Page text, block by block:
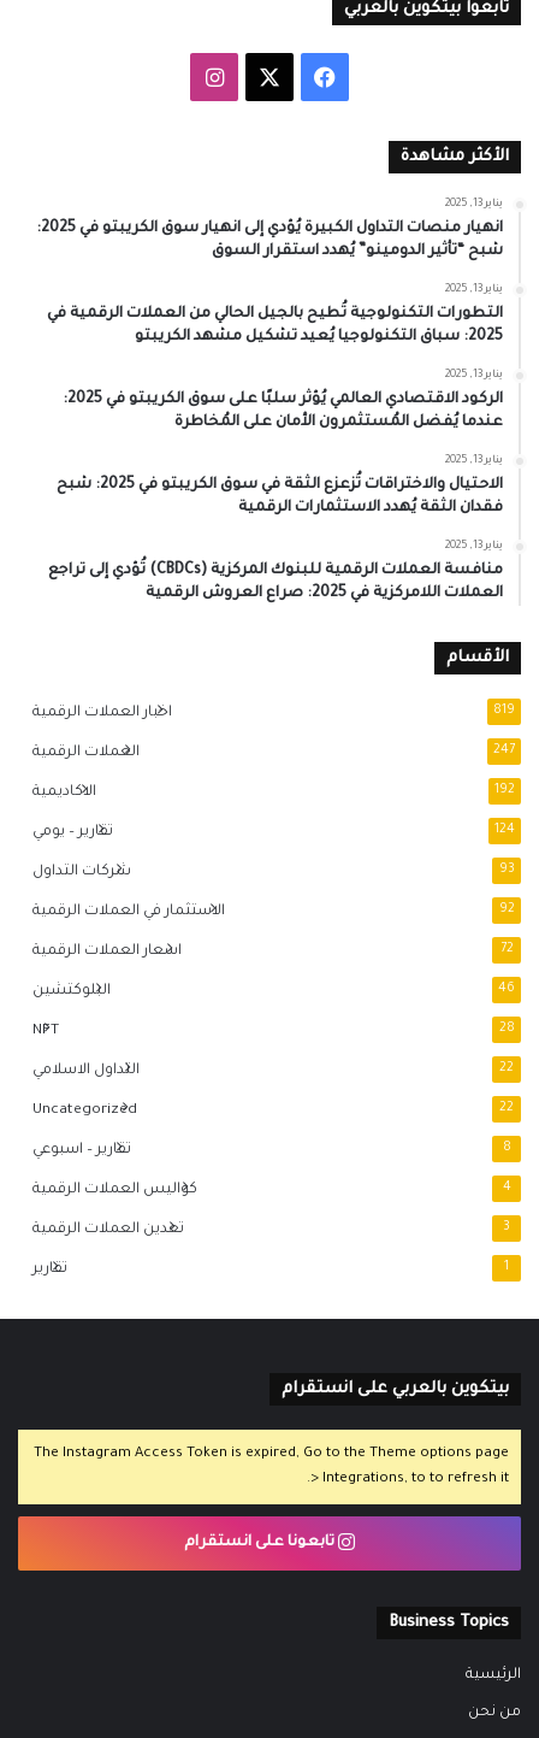
تابعوا بيتكوين بالعربي
فيسبوك انستقرام
الأكثر مشاهدة
يناير 13, 2025
انهيار منصات التداول الكبيرة يُؤدي إلى انهيار سوق الكريبتو في 2025:
شبح “تأثير الدومينو” يُهدد استقرار السوق
يناير 13, 2025
التطورات التكنولوجية تُطيح بالجيل الحالي من العملات الرقمية في
2025: سباق التكنولوجيا يُعيد تشكيل مشهد الكريبتو
يناير 13, 2025
الركود الاقتصادي العالمي يُؤثر سلبًا على سوق الكريبتو في 2025:
عندما يُفضل المُستثمرون الأمان على المُخاطرة
يناير 13, 2025
الاحتيال والاختراقات تُزعزع الثقة في سوق الكريبتو في 2025: شبح
فقدان الثقة يُهدد الاستثمارات الرقمية
يناير 13, 2025
منافسة العملات الرقمية للبنوك المركزية (CBDCs) تُؤدي إلى تراجع
العملات اللامركزية في 2025: صراع العروش الرقمية
الأقسام
اخبار العملات الرقمية 819
العملات الرقمية 247
الاكاديمية 192
تقارير – يومي 124
شركات التداول 93
الاستثمار في العملات الرقمية 92
اسعار العملات الرقمية 72
البلوكتشين 46
NFT 28
التداول الاسلامي 22
Uncategorized 22
تقارير – اسبوعي 8
كواليس العملات الرقمية 4
تعدين العملات الرقمية 3
تقارير 1
بيتكوين بالعربي على انستقرام
The Instagram Access Token is expired, Go to the Theme options page
> Integrations, to to refresh it.
تابعونا على انستقرام
Business Topics
الرئيسية
من نحن